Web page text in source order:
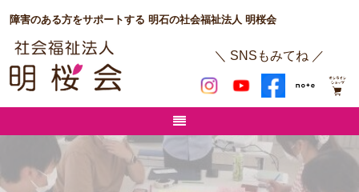
障害のある方をサポートする 明石の社会福祉法人 明桜会
＼ SNSもみてね ／